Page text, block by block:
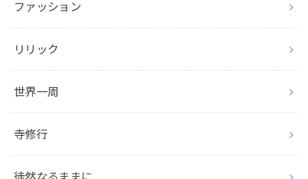
ファッション
リリック
世界一周
寺修行